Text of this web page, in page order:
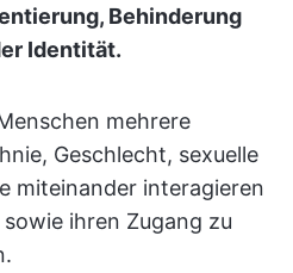
Behinderung
Identität.
mehrere
Geschlecht, sexuelle
miteinander interagieren
ihren Zugang zu